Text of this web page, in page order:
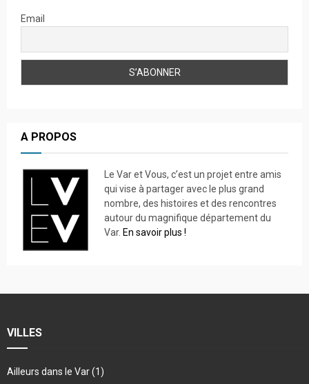
Email
A PROPOS
Le Var et Vous, c’est un projet entre amis
qui vise à partager avec le plus grand
nombre, des histoires et des rencontres
autour du magnifique département du
Var. En savoir plus !
VILLES
Ailleurs dans le Var(1)